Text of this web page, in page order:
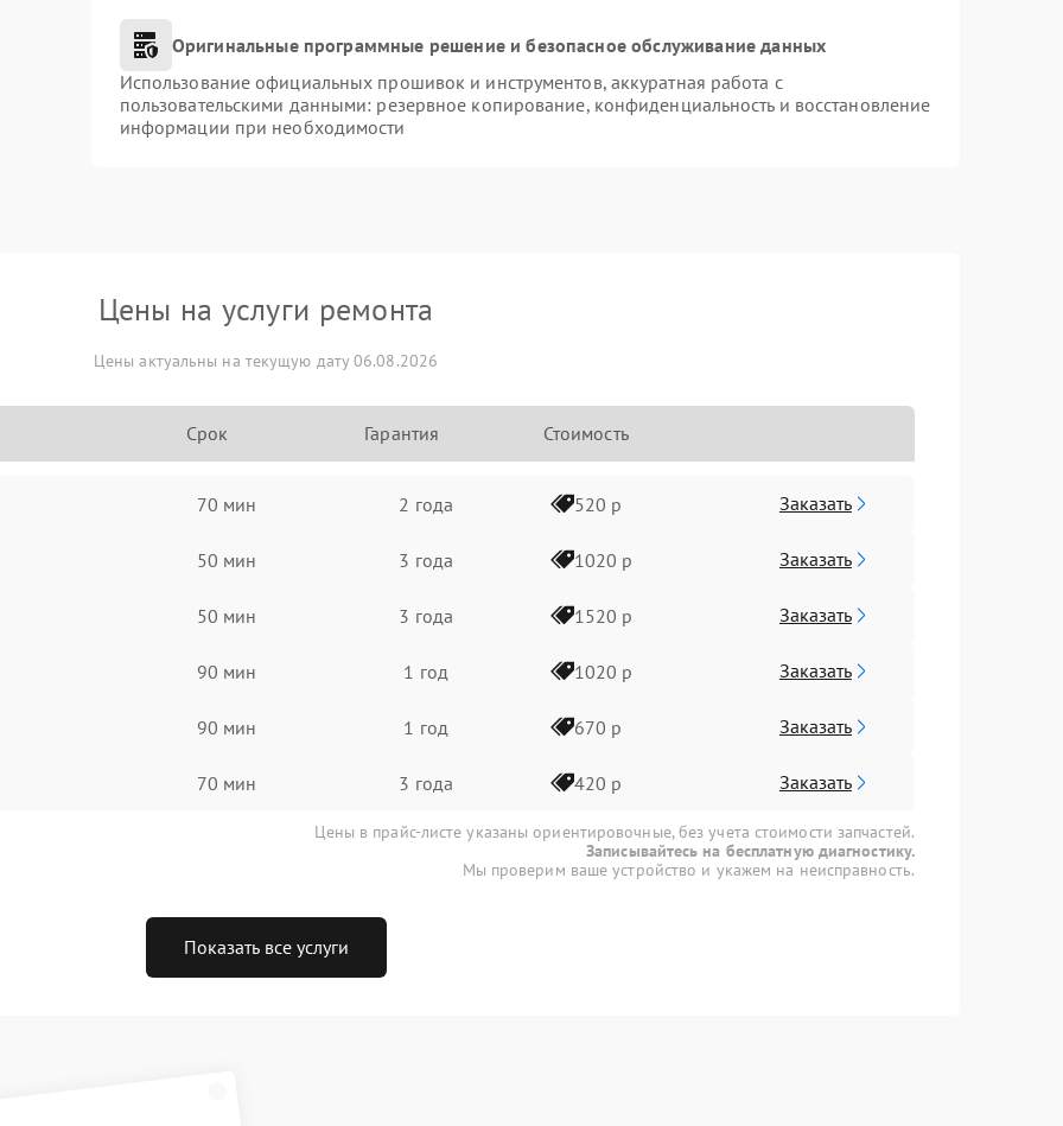
Оригинальные программные решение и безопасное обслуживание данных
Использование официальных прошивок и инструментов, аккуратная работа с
пользовательскими данными: резервное копирование, конфиденциальность и восстановление
информации при необходимости
Цены на услуги ремонта
Цены актуальны на текущую дату 06.08.2026
Срок Гарантия Стоимость
70 мин 2 года 520 р Заказать
50 мин 3 года 1020 р Заказать
50 мин 3 года 1520 р Заказать
90 мин 1 год 1020 р Заказать
90 мин 1 год 670 р Заказать
70 мин 3 года 420 р Заказать
Цены в прайс-листе указаны ориентировочные, без учета стоимости запчастей.
Записывайтесь на бесплатную диагностику.
Мы проверим ваше устройство и укажем на неисправность.
Показать все услуги